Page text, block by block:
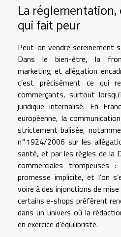
La
qui fait peur
Peut-on vendre sereinement
Dans le bien-être, la
marketing et allégation
c’est précisément ce qui
commerçants, surtout
juridique internalisé. En
européenne, la
strictement balisée,
n°1924/2006 sur les
santé, et par les règles de la
commerciales
promesse implicite, et l’on
voire à des injonctions de
certains e-shops préfèrent
dans un univers où la
en exercice d’équilibriste.